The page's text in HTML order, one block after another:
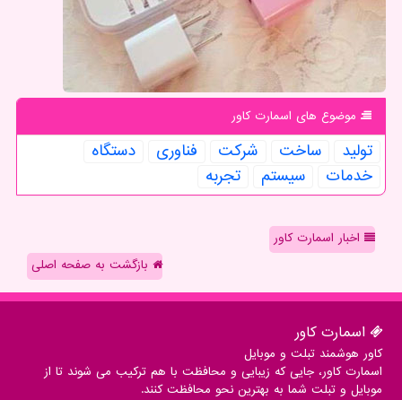
موضوع های اسمارت كاور
تولید ساخت شركت فناوری
دستگاه
خدمات
سیستم تجربه
اخبار اسمارت کاور
بازگشت به صفحه اصلی
اسمارت كاور
کاور هوشمند تبلت و موبایل
اسمارت کاور، جایی که زیبایی و محافظت با هم ترکیب می شوند تا از
موبایل و تبلت شما به بهترین نحو محافظت کنند.